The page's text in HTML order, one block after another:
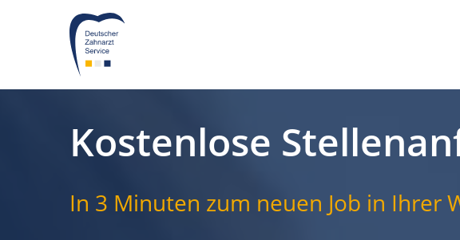
Kostenlose
In 3 Minuten zum neuen Job in Ihrer